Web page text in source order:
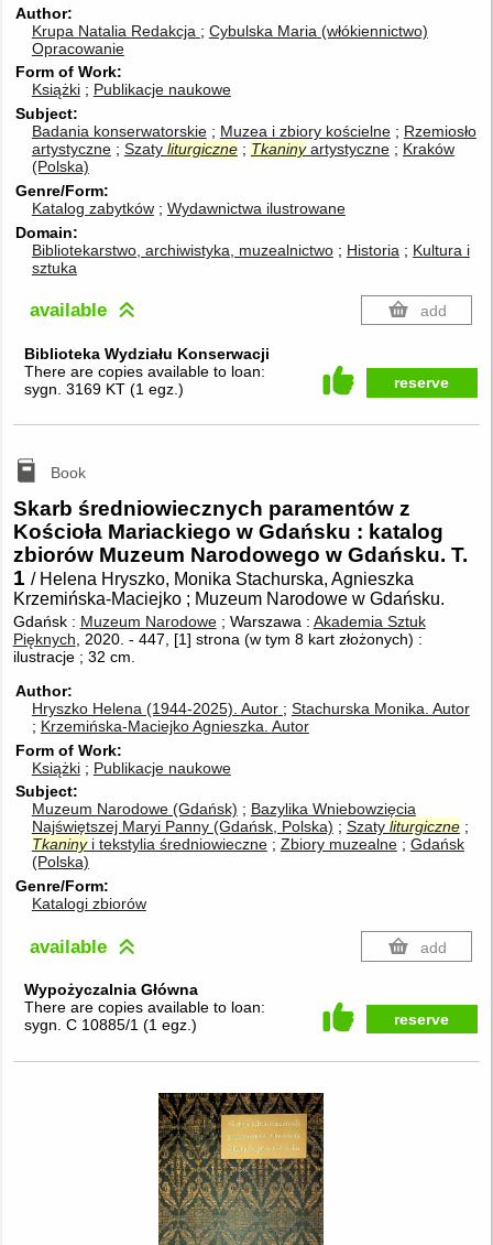
Author
Krupa Natalia Redakcja
Cybulska Maria (włókiennictwo)
Opracowanie
Form of Work
Książki
Publikacje naukowe
Subject
Badania konserwatorskie
Muzea i zbiory kościelne
Rzemiosło
artystyczne
Szaty liturgiczne Tkaninyartystyczne
Kraków
(Polska)
Genre/Form
Katalog zabytków
Wydawnictwa ilustrowane
Domain
Bibliotekarstwo, archiwistyka, muzealnictwo
Historia
Kultura i
sztuka
available add
Biblioteka Wydziału Konserwacji
There are copies available to loan:
sygn. 3169 KT (1 egz. ) reserve
Book
Skarb średniowiecznych paramentów z
Kościoła Mariackiego w Gdańsku : katalog
zbiorów Muzeum Narodowego w Gdańsku. T.
1 / Helena Hryszko, Monika Stachurska, Agnieszka
Krzemińska-Maciejko ; Muzeum Narodowe w Gdańsku.
Gdańsk : Muzeum Narodowe; Warszawa : Akademia Sztuk
Pięknych , 2020. - 447, [1] strona (w tym 8 kart złożonych) :
ilustracje ; 32 cm.
Author
Hryszko Helena (1944-2025). Autor Stachurska Monika. Autor
Krzemińska-Maciejko Agnieszka. Autor
Form of Work
Książki
Publikacje naukowe
Subject
Muzeum Narodowe (Gdańsk)
Bazylika Wniebowzięcia
Najświętszej Maryi Panny (Gdańsk, Polska)
Szaty liturgiczne
Tkaninyi tekstylia średniowieczne Zbiory muzealne
Gdańsk
(Polska)
Genre/Form
Katalogi zbiorów
available add
Wypożyczalnia Główna
There are copies available to loan:
sygn. C 10885/1 (1 egz. ) reserve